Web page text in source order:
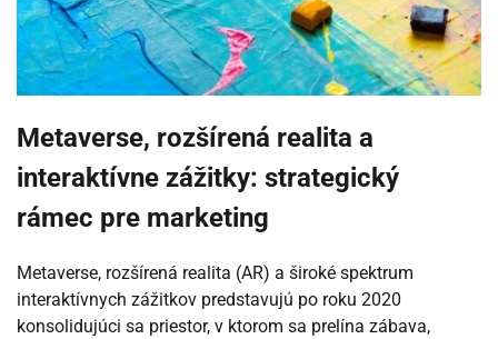
Metaverse, rozšírená realita a
interaktívne zážitky: strategický
rámec pre marketing
Metaverse, rozšírená realita (AR) a široké spektrum
interaktívnych zážitkov predstavujú po roku 2020
konsolidujúci sa priestor, v ktorom sa prelína zábava,